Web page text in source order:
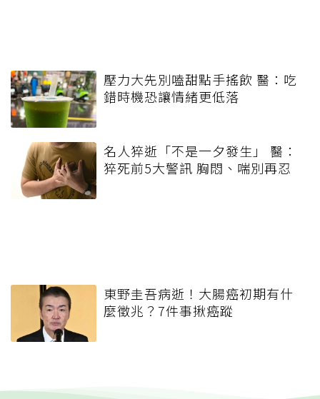
壓力大先別嗑甜點手搖飲 醫：吃
錯時機恐讓情緒更低落
名人猝逝「不是一夕發生」 醫：
猝死前5大警訊 胸悶、喘別再忍
東野圭吾病逝！大腸癌初期有什
麼徵兆？7件事揪癌蹤